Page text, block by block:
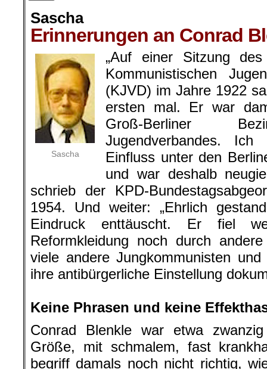
Sascha
Erinnerungen an Conrad
Sascha
„Auf einer Sitzung
Kommunistischen
(KJVD) im Jahre 1922
ersten mal. Er war
Groß-Berliner
Jugendverbandes.
Einfluss unter den
und war deshalb
schrieb der KPD-
1954. Und weiter: „Ehrlich
Eindruck enttäuscht. Er fiel
Reformkleidung noch durch
viele andere Jungkommunisten
ihre antibürgerliche Einstellung
Keine Phrasen und keine
Conrad Blenkle war etwa
Größe, mit schmalem, fast
begriff damals noch nicht richtig,